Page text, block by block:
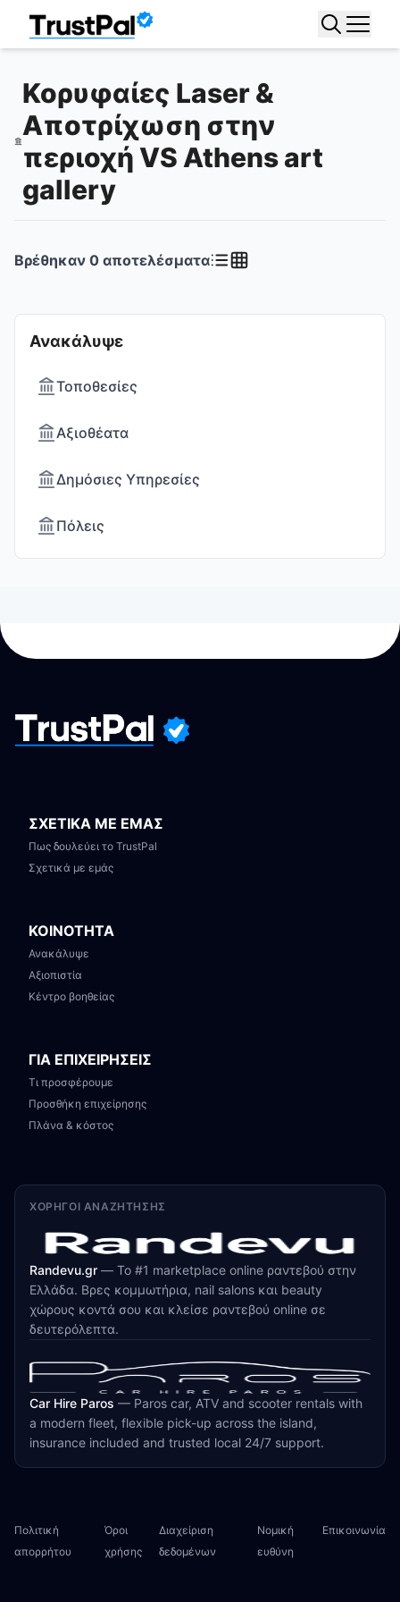
Κορυφαίες Laser &
Αποτρίχωση στην
περιοχή VS Athens art
gallery
Ανακάλυψε
Τοποθεσίες
Αξιοθέατα
Δημόσιες Υπηρεσίες
Πόλεις
Βρέθηκαν 0 αποτελέσματα
ΣΧΕΤΙΚΑ ΜΕ ΕΜΑΣ
Πως δουλεύει το TrustPal
Σχετικά με εμάς
ΚΟΙΝΟΤΗΤΑ
Ανακάλυψε
Αξιοπιστία
Κέντρο βοηθείας
ΓΙΑ ΕΠΙΧΕΙΡΗΣΕΙΣ
Τι προσφέρουμε
Προσθήκη επιχείρησης
Πλάνα & κόστος
ΧΟΡΗΓΟΊ ΑΝΑΖΉΤΗΣΗΣ
Randevu.gr — Το #1 marketplace online ραντεβού στην
Ελλάδα. Βρες κομμωτήρια, nail salons και beauty
χώρους κοντά σου και κλείσε ραντεβού online σε
δευτερόλεπτα.
Car Hire Paros — Paros car, ATV and scooter rentals with
a modern fleet, flexible pick-up across the island,
insurance included and trusted local 24/7 support.
Πολιτική
απορρήτου
Όροι
χρήσης
Διαχείριση
δεδομένων
Νομική
ευθύνη
Επικοινωνία